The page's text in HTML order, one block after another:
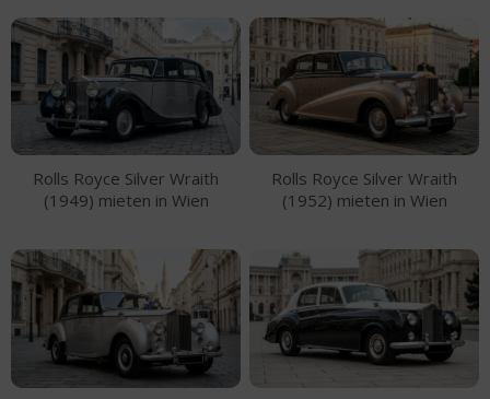
Rolls Royce Silver Wraith
(1949) mieten in Wien
Rolls Royce Silver Wraith
(1952) mieten in Wien